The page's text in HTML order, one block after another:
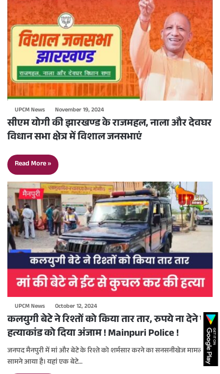
UPCM News November 19, 2024
सीएम योगी की झारखण्ड के राजमहल, नाला और देवघर
विधान सभा क्षेत्र में विशाल जनसभाएं
Read More »
UPCM News October 12, 2024
कलयुगी बेटे ने रिश्तों को किया तार तार, रुपये ना देने पर
हत्याकांड को दिया अंजाम ! Mainpuri Police !
जनपद मैनपुरी में मां और बेटे के रिश्ते को शर्मसार करने का सनसनीखेज मामला
सामने आया है। यहां एक बेटे…